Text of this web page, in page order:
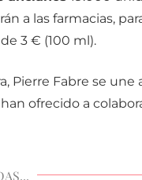
a las farmacias,
3 € (100 ml).
Pierre Fabre se
ofrecido a